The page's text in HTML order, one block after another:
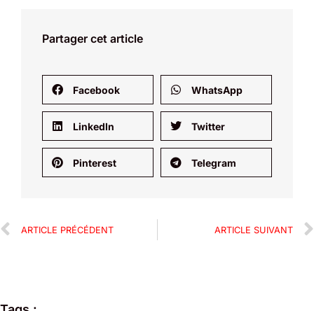
Partager cet article
Facebook WhatsApp
LinkedIn Twitter
Pinterest Telegram
ARTICLE PRÉCÉDENT ARTICLE SUIVANT